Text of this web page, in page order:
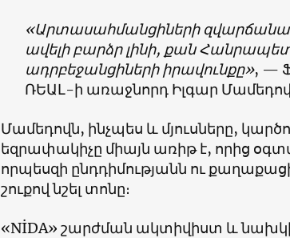
«Արտասահմանցիների
ավելի բարձր լինի, քան
ադրբեջանցիների իրավունքը», —
ՌԵԱԼ-ի առաջնորդ Իլգար
Մամեդովն, ինչպես և մյուսները,
եզրափակիչը միայն առիթ է, որից
որպեսզի ընդդիմությանն ու
շուքով նշել տոնը։
«NİDA» շարժման ակտիվիստ և